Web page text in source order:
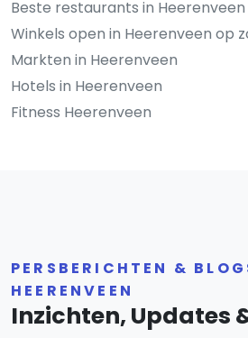
Beste restaurants in Heerenveen
Winkels open in Heerenveen op
Markten in Heerenveen
Hotels in Heerenveen
Fitness Heerenveen
PERSBERICHTEN &
HEERENVEEN
Inzichten, Updates